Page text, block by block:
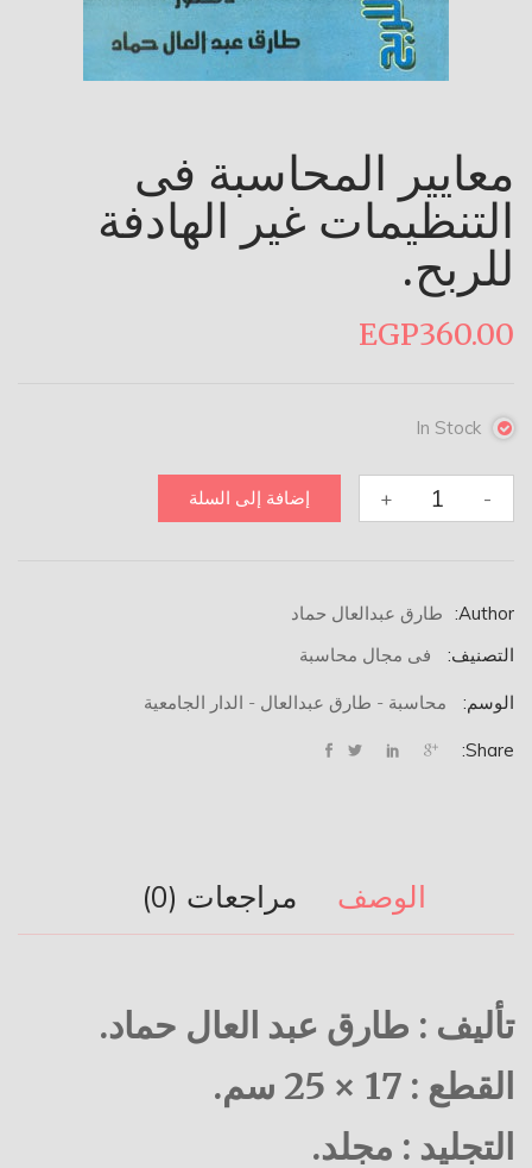
معايير المحاسبة فى
التنظيمات غير الهادفة
للربح.
EGP360.00
In Stock
+
معايير
التنظيمات
الهادفة
- إضافة إلى السلة
Author:
طارق عبدالعال حماد
التصنيف:
فى مجال محاسبة
الوسم: محاسبة - طارق عبدالعال - الدار الجامعية
Share:
الوصف مراجعات (0)
تأليف : طارق عبد العال حماد.
القطع : 17 × 25 سم.
التجليد : مجلد.